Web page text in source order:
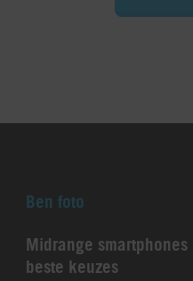
Ben foto
Midrange
beste keuzes